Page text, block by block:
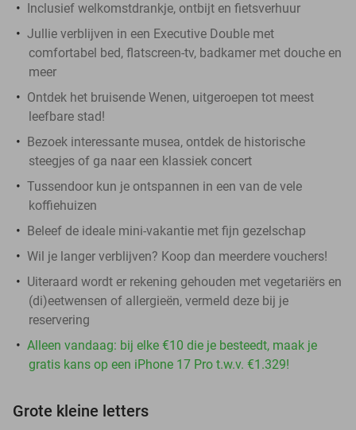
Inclusief welkomstdrankje, ontbijt en fietsverhuur
Jullie verblijven in een Executive Double met
comfortabel bed, flatscreen-tv, badkamer met douche en
meer
Ontdek het bruisende Wenen, uitgeroepen tot meest
leefbare stad!
Bezoek interessante musea, ontdek de historische
steegjes of ga naar een klassiek concert
Tussendoor kun je ontspannen in een van de vele
koffiehuizen
Beleef de ideale mini-vakantie met fijn gezelschap
Wil je langer verblijven? Koop dan meerdere vouchers!
Uiteraard wordt er rekening gehouden met vegetariërs en
(di)eetwensen of allergieën, vermeld deze bij je
reservering
Alleen vandaag: bij elke €10 die je besteedt, maak je
gratis kans op een iPhone 17 Pro t.w.v. €1.329!
Grote kleine letters